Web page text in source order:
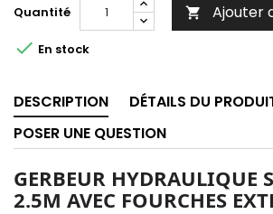
Quantité
 Ajouter
 En stock
DESCRIPTION
DÉTAILS DU
POSER UNE QUESTION
GERBEUR HYDRAULIQUE
2.5M AVEC FOURCHES